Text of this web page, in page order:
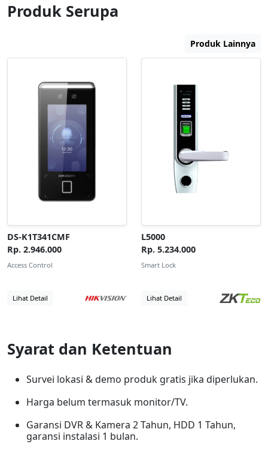
Produk Serupa
Produk Lainnya
DS-K1T341CMF
Rp. 2.946.000
Access Control
Lihat Detail
L5000
Rp. 5.234.000
Smart Lock
Lihat Detail
Syarat dan Ketentuan
Survei lokasi & demo produk gratis jika diperlukan.
Harga belum termasuk monitor/TV.
Garansi DVR & Kamera 2 Tahun, HDD 1 Tahun,
garansi instalasi 1 bulan.